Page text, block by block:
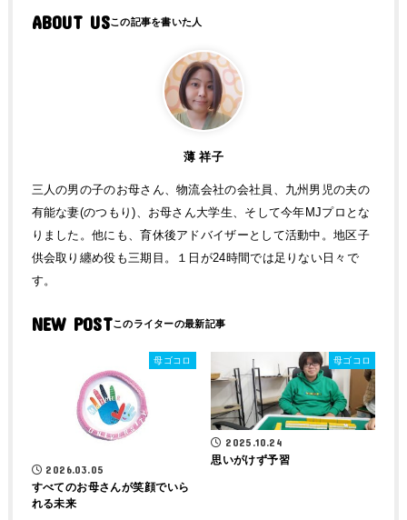
ABOUT US
薄 祥子
三人の男の子のお母さん、物流会社の会社員、九州男児の夫の
有能な妻(のつもり)、お母さん大学生、そして今年MJプロとな
りました。他にも、育休後アドバイザーとして活動中。地区子
供会取り纏め役も三期目。１日が24時間では足りない日々で
す。
NEW POST
母ゴコロ
2026.03.05
すべてのお母さんが笑顔でいら
れる未来
母ゴコロ
2025.10.24
思いがけず予習